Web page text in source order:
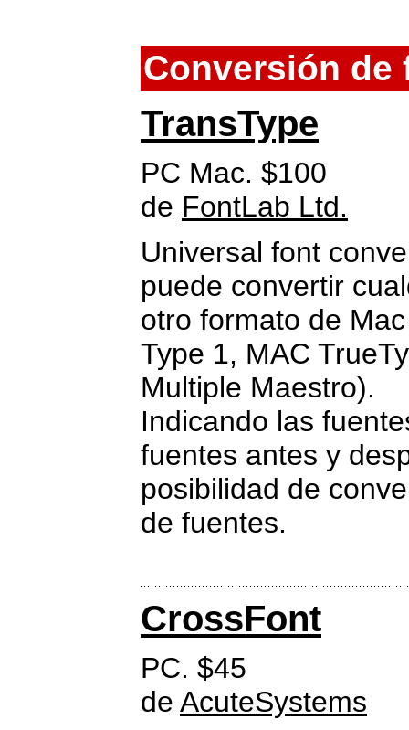
Conversión de
TransType
PC Mac. $100
de FontLab Ltd.
Universal font
puede convertir
otro formato de
Type 1, MAC
Multiple Maestro).
Indicando las
fuentes antes y
posibilidad de
de fuentes.
CrossFont
PC. $45
de AcuteSystems